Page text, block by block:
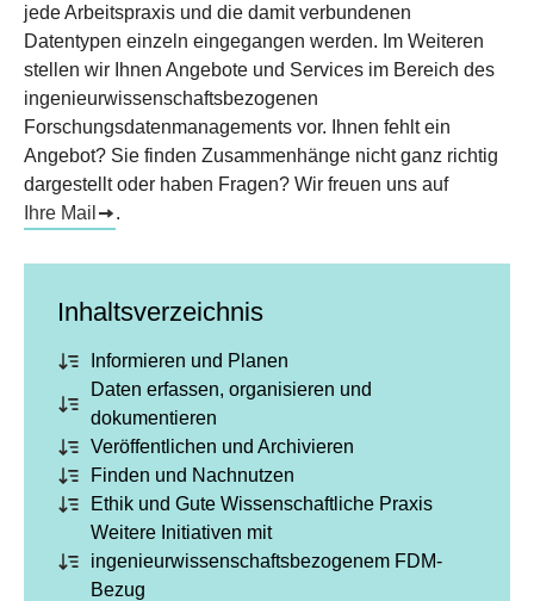
jede Arbeitspraxis und die damit verbundenen
Datentypen einzeln eingegangen werden. Im Weiteren
stellen wir Ihnen Angebote und Services im Bereich des
ingenieurwissenschaftsbezogenen
Forschungsdatenmanagements vor. Ihnen fehlt ein
Angebot? Sie finden Zusammenhänge nicht ganz richtig
dargestellt oder haben Fragen? Wir freuen uns auf
Ihre Mail
.
Inhaltsverzeichnis
Informieren und Planen
Daten erfassen, organisieren und
dokumentieren
Veröffentlichen und Archivieren
Finden und Nachnutzen
Ethik und Gute Wissenschaftliche Praxis
Weitere Initiativen mit
ingenieurwissenschaftsbezogenem FDM-
Bezug